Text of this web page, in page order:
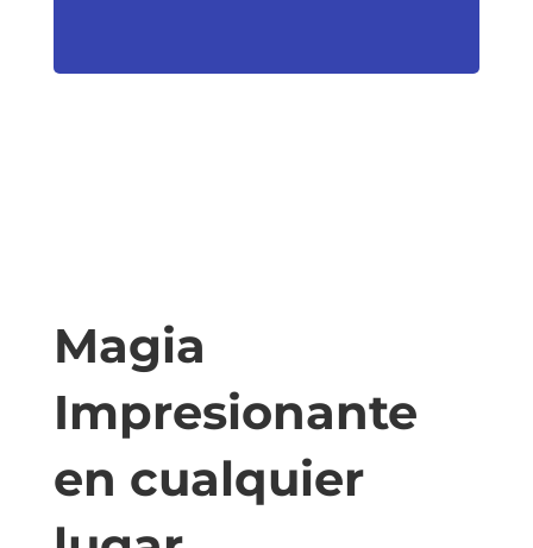
Magia
Impresionante
en cualquier